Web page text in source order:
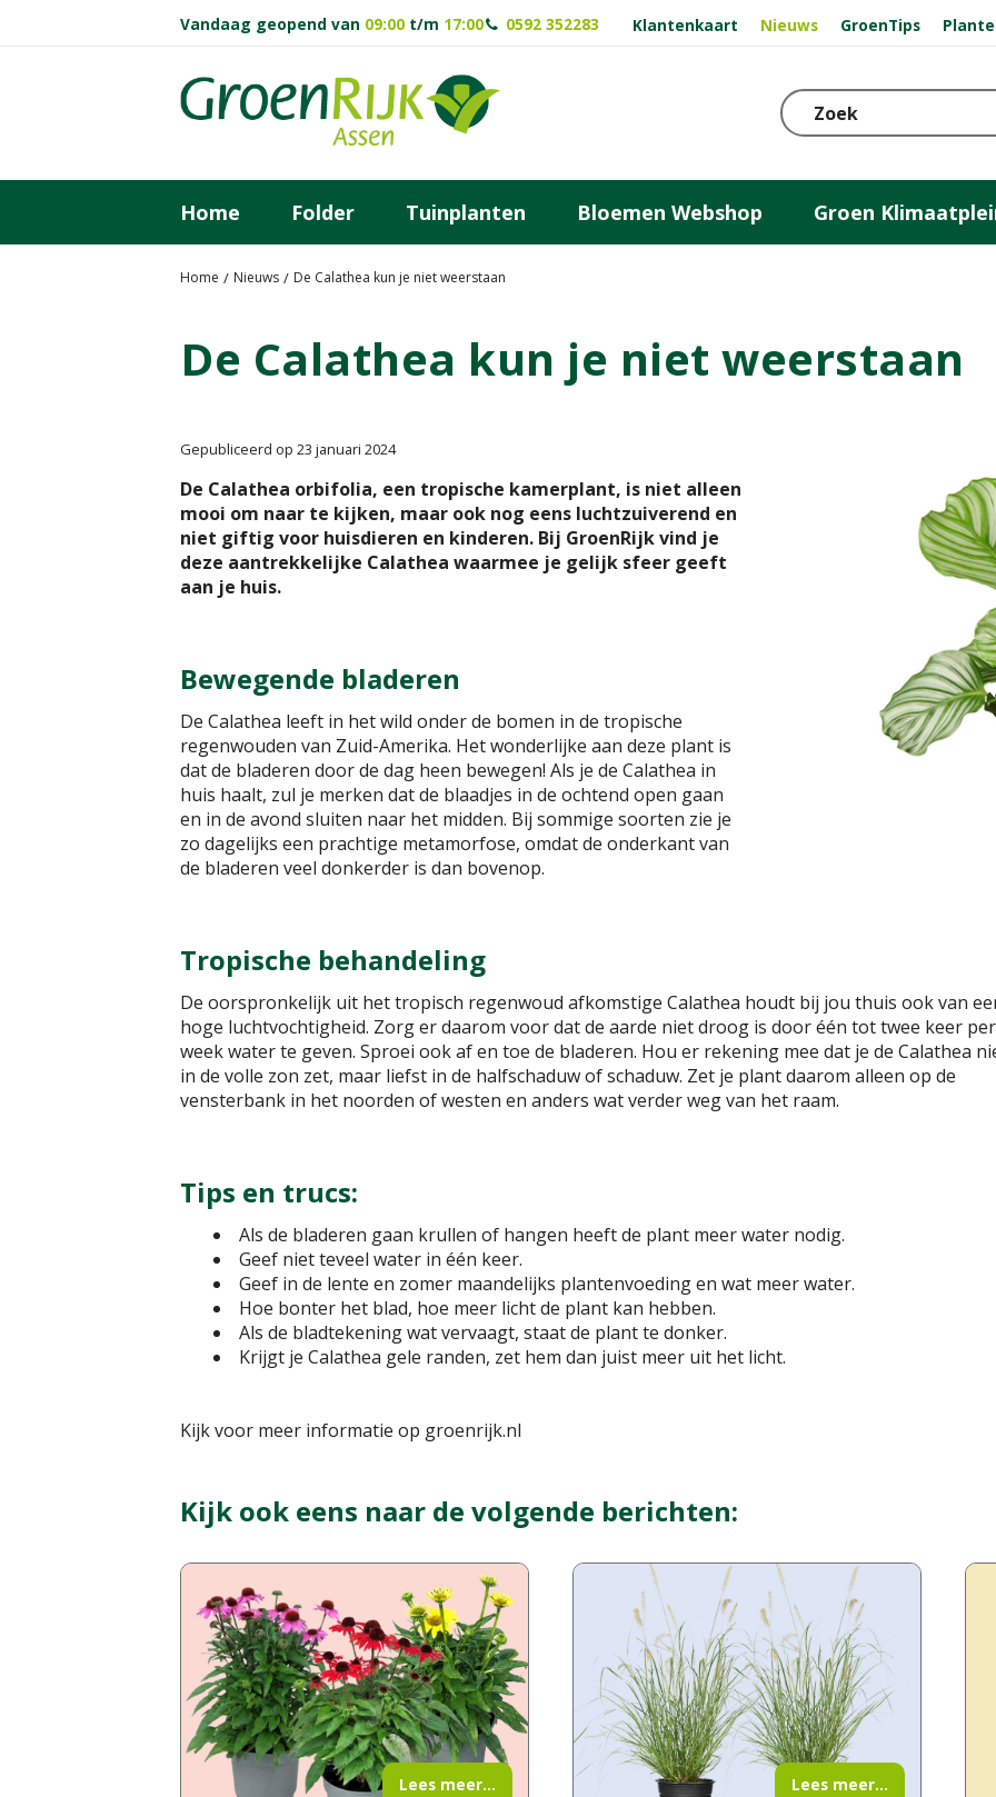
Home Nieuws De Calathea kun je niet weerstaan
Vandaag geopend van 09:00 t/m 17:00 0592 352283 Klantenkaart Nieuws GroenTips
Home Folder Tuinplanten Bloemen Webshop Groen
De Calathea kun je niet weerstaan
Gepubliceerd op 23 januari 2024
De Calathea orbifolia, een tropische kamerplant, is niet alleen
mooi om naar te kijken, maar ook nog eens luchtzuiverend en
niet giftig voor huisdieren en kinderen. Bij GroenRijk vind je
deze aantrekkelijke Calathea waarmee je gelijk sfeer geeft
aan je huis.
Bewegende bladeren
De Calathea leeft in het wild onder de bomen in de tropische
regenwouden van Zuid-Amerika. Het wonderlijke aan deze plant is
dat de bladeren door de dag heen bewegen! Als je de Calathea in
huis haalt, zul je merken dat de blaadjes in de ochtend open gaan
en in de avond sluiten naar het midden. Bij sommige soorten zie je
zo dagelijks een prachtige metamorfose, omdat de onderkant van
de bladeren veel donkerder is dan bovenop.
Tropische behandeling
De oorspronkelijk uit het tropisch regenwoud afkomstige Calathea houdt bij jou thuis ook van
hoge luchtvochtigheid. Zorg er daarom voor dat de aarde niet droog is door één tot twee keer per
week water te geven. Sproei ook af en toe de bladeren. Hou er rekening mee dat je de Calathea
in de volle zon zet, maar liefst in de halfschaduw of schaduw. Zet je plant daarom alleen op de
vensterbank in het noorden of westen en anders wat verder weg van het raam.
Tips en trucs:
Als de bladeren gaan krullen of hangen heeft de plant meer water nodig.
Geef niet teveel water in één keer.
Geef in de lente en zomer maandelijks plantenvoeding en wat meer water.
Hoe bonter het blad, hoe meer licht de plant kan hebben.
Als de bladtekening wat vervaagt, staat de plant te donker.
Krijgt je Calathea gele randen, zet hem dan juist meer uit het licht.
Kijk voor meer informatie op groenrijk.nl
Kijk ook eens naar de volgende berichten:
Lees meer... Lees meer...